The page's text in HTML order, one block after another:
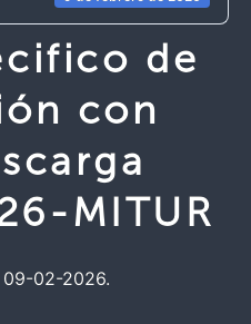
de
con
MITUR
02-2026.